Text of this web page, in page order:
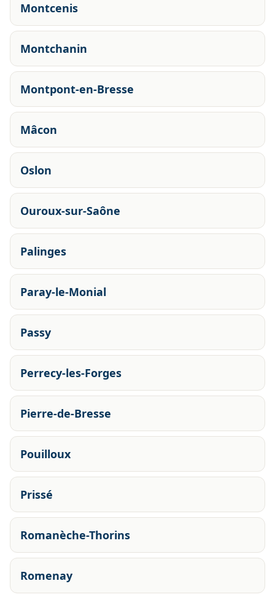
Montcenis
Montchanin
Montpont-en-Bresse
Mâcon
Oslon
Ouroux-sur-Saône
Palinges
Paray-le-Monial
Passy
Perrecy-les-Forges
Pierre-de-Bresse
Pouilloux
Prissé
Romanèche-Thorins
Romenay